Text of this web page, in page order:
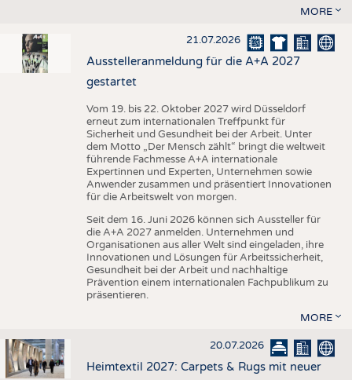
MORE
21.07.2026
Ausstelleranmeldung für die A+A 2027
gestartet
Vom 19. bis 22. Oktober 2027 wird Düsseldorf
erneut zum internationalen Treffpunkt für
Sicherheit und Gesundheit bei der Arbeit. Unter
dem Motto „Der Mensch zählt“ bringt die weltweit
führende Fachmesse A+A internationale
Expertinnen und Experten, Unternehmen sowie
Anwender zusammen und präsentiert Innovationen
für die Arbeitswelt von morgen.
Seit dem 16. Juni 2026 können sich Aussteller für
die A+A 2027 anmelden. Unternehmen und
Organisationen aus aller Welt sind eingeladen, ihre
Innovationen und Lösungen für Arbeitssicherheit,
Gesundheit bei der Arbeit und nachhaltige
Prävention einem internationalen Fachpublikum zu
präsentieren.
MORE
20.07.2026
Heimtextil 2027: Carpets & Rugs mit neuer